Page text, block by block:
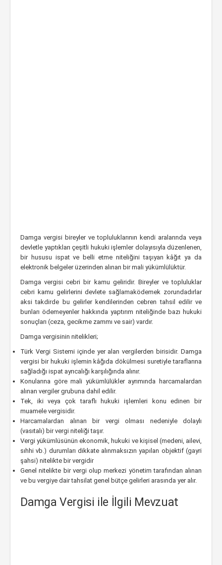
Damga vergisi bireyler ve topluluklarının kendi aralarında veya
devletle yaptıkları çeşitli hukuki işlemler dolayısıyla düzenlenen,
bir hususu ispat ve belli etme niteliğini taşıyan kâğıt ya da
elektronik belgeler üzerinden alınan bir mali yükümlülüktür.
Damga vergisi cebri bir kamu geliridir. Bireyler ve topluluklar
cebri kamu gelirlerini devlete sağlamaködemek zorundadırlar
aksi takdirde bu gelirler kendilerinden cebren tahsil edilir ve
bunları ödemeyenler hakkında yaptırım niteliğinde bazı hukuki
sonuçları (ceza, gecikme zammı ve sair) vardır.
Damga vergisinin nitelikleri;
Türk Vergi Sistemi içinde yer alan vergilerden birisidir. Damga
vergisi bir hukuki işlemin kâğıda dökülmesi suretiyle taraflarına
sağladığı ispat ayrıcalığı karşılığında alınır.
Konularına göre mali yükümlülükler ayrımında harcamalardan
alınan vergiler grubuna dahil edilir.
Tek, iki veya çok taraflı hukuki işlemleri konu edinen bir
muamele vergisidir.
Harcamalardan alınan bir vergi olması nedeniyle dolaylı
(vasıtalı) bir vergi niteliği taşır.
Vergi yükümlüsünün ekonomik, hukuki ve kişisel (medeni, ailevi,
sıhhi vb.) durumları dikkate alınmaksızın yapılan objektif (gayri
şahsi) nitelikte bir vergidir
Genel nitelikte bir vergi olup merkezi yönetim tarafından alınan
ve bu vergiye dair tahsilat genel bütçe gelirleri arasında yer alır.
Damga Vergisi ile İlgili Mevzuat